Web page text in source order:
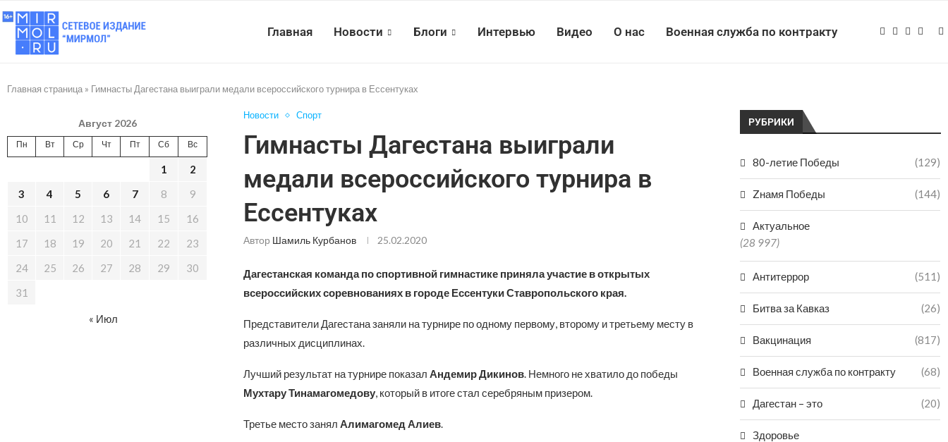
Главная Новости Блоги Интервью Видео О нас Военная служба по контракту
Главная страница » Гимнасты Дагестана выиграли медали всероссийского турнира в Ессентуках
Новости Спорт
Гимнасты Дагестана выиграли
медали всероссийского турнира в
Ессентуках
Автор Шамиль Курбанов 25.02.2020
Дагестанская команда по спортивной гимнастике приняла участие в открытых
всероссийских соревнованиях в городе Ессентуки Ставропольского края.
Представители Дагестана заняли на турнире по одному первому, второму и третьему месту в
различных дисциплинах.
Лучший результат на турнире показал Андемир Дикинов. Немного не хватило до победы
Мухтару Тинамагомедову, который в итоге стал серебряным призером.
Третье место занял Алимагомед Алиев.
РУБРИКИ
80-летие Победы (129)
Zнамя Победы (144)
Актуальное
(28 997)
Антитеррор (511)
Битва за Кавказ (26)
Вакцинация (817)
Военная служба по контракту (68)
Дагестан – это (20)
Здоровье
Август 2026
Пн Вт Ср Чт Пт Сб Вс
1
2
3
4 5 6 7 8
9
10
11 12 13 14 15
16
17
18 19 20 21 22
23
24
25 26 27 28 29
30
31
« Июл